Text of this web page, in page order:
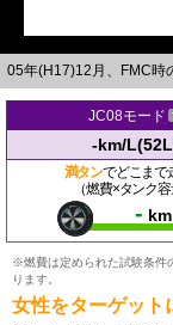
05年(H17)12月、FMC時
JC08モード
-km/
満タンでどこまで
（燃費×タンク容
- km
※燃費は定められた試験条件
ります。
女性をターゲット